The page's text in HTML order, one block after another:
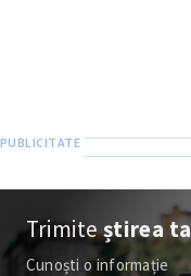
Trimiteștirea ta
Cunoști o informație